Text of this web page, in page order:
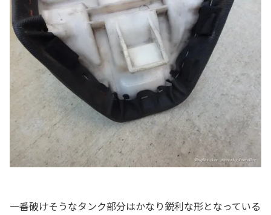
一番破けそうなタンク部分はかなり鋭利な形となっている